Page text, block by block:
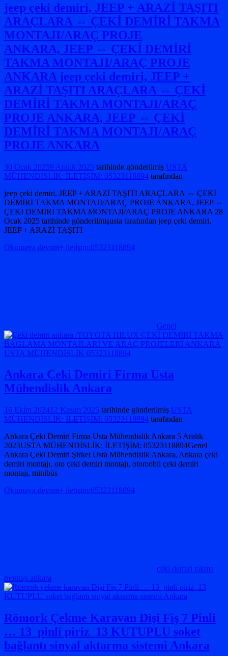
jeep çeki demiri, JEEP + ARAZİ TAŞITI
ARAÇLARA ⇔ ÇEKİ DEMİRİ TAKMA
MONTAJI/ARAÇ PROJE
ANKARA, JEEP ⇔ ÇEKİ DEMİRİ
TAKMA MONTAJI/ARAÇ PROJE
ANKARA jeep çeki demiri, JEEP +
ARAZİ TAŞITI ARAÇLARA ⇔ ÇEKİ
DEMİRİ TAKMA MONTAJI/ARAÇ
PROJE ANKARA, JEEP ⇔ ÇEKİ
DEMİRİ TAKMA MONTAJI/ARAÇ
PROJE ANKARA
30 Ocak 20259 Aralık 2025 tarihinde gönderilmiş USTA
MÜHENDİSLİK: İLETİŞİM: 05323118894 tarafından
jeep çeki demiri, JEEP + ARAZİ TAŞITI ARAÇLARA ⇔ ÇEKİ
DEMİRİ TAKMA MONTAJI/ARAÇ PROJE ANKARA, JEEP ⇔
ÇEKİ DEMİRİ TAKMA MONTAJI/ARAÇ PROJE ANKARA 28
Ocak 2025 tarihinde gönderilmişusta tarafından jeep çeki demiri,
JEEP + ARAZİ TAŞITI
Okumaya devam+ iletişim:05323118894
Genel
Ankara Çeki Demiri Firma Usta
Mühendislik Ankara
16 Ekim 202412 Kasım 2025 tarihinde gönderilmiş USTA
MÜHENDİSLİK: İLETİŞİM: 05323118894 tarafından
Ankara Çeki Demiri Firma Usta Mühendislik Ankara 5 Aralık
2023USTA MÜHENDİSLİK: İLETİŞİM: 05323118894Genel
Ankara Çeki Demiri Şirket Usta Mühendislik Ankara, Ankara çeki
demiri montajı, oto çeki demiri montajı, otomobil çeki demiri
montajı, minibüs
Okumaya devam+ iletişim:05323118894
çeki demiri takma
montajı ankara
Römork Çekme Karavan Dişi Fiş 7 Pinli
… 13 pinli piriz 13 KUTUPLU soket
bağlantı sinyal aktarma sistemi Ankara